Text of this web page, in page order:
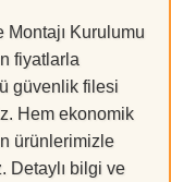
Kurulumu
fiyatlarla
güvenlik filesi
Hem ekonomik
ürünlerimizle
Detaylı bilgi ve